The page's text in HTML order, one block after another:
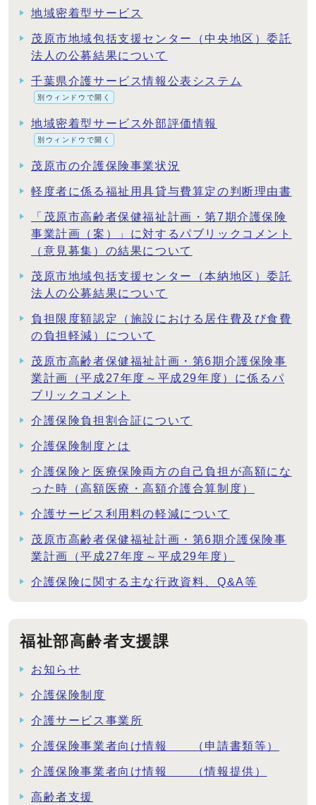
地域密着型サービス
茂原市地域包括支援センター（中央地区）委託
法人の公募結果について
千葉県介護サービス情報公表システム
別ウィンドウで開く
地域密着型サービス外部評価情報
別ウィンドウで開く
茂原市の介護保険事業状況
軽度者に係る福祉用具貸与費算定の判断理由書
「茂原市高齢者保健福祉計画・第7期介護保険
事業計画（案）」に対するパブリックコメント
（意見募集）の結果について
茂原市地域包括支援センター（本納地区）委託
法人の公募結果について
負担限度額認定（施設における居住費及び食費
の負担軽減）について
茂原市高齢者保健福祉計画・第6期介護保険事
業計画（平成27年度～平成29年度）に係るパ
ブリックコメント
介護保険負担割合証について
介護保険制度とは
介護保険と医療保険両方の自己負担が高額にな
った時（高額医療・高額介護合算制度）
介護サービス利用料の軽減について
茂原市高齢者保健福祉計画・第6期介護保険事
業計画（平成27年度～平成29年度）
介護保険に関する主な行政資料、Q&A等
福祉部高齢者支援課
お知らせ
介護保険制度
介護サービス事業所
介護保険事業者向け情報 （申請書類等）
介護保険事業者向け情報 （情報提供）
高齢者支援